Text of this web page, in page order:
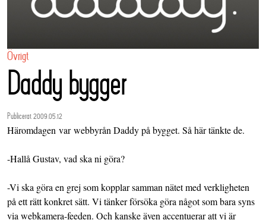
Övrigt
Daddy bygger
Publicerat 2009.05.12
Häromdagen var webbyrån Daddy på bygget. Så här tänkte de.
-Hallå Gustav, vad ska ni göra?
-Vi ska göra en grej som kopplar samman nätet med verkligheten
på ett rätt konkret sätt. Vi tänker försöka göra något som bara syns
via webkamera-feeden. Och kanske även accentuerar att vi är